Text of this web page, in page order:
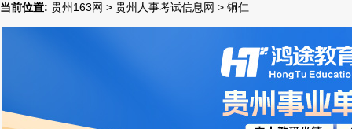
当前位置: 贵州163网 > 贵州人事考试信息网 > 铜仁